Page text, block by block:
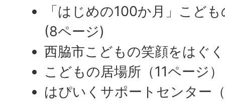
「はじめの100か月」こど
(8ページ)
西脇市こどもの笑顔をはぐ
こどもの居場所（11ページ）
はぴいくサポートセンター